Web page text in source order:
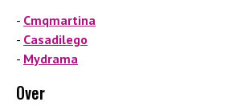
Cmqmartina
Casadilego
Mydrama
Over